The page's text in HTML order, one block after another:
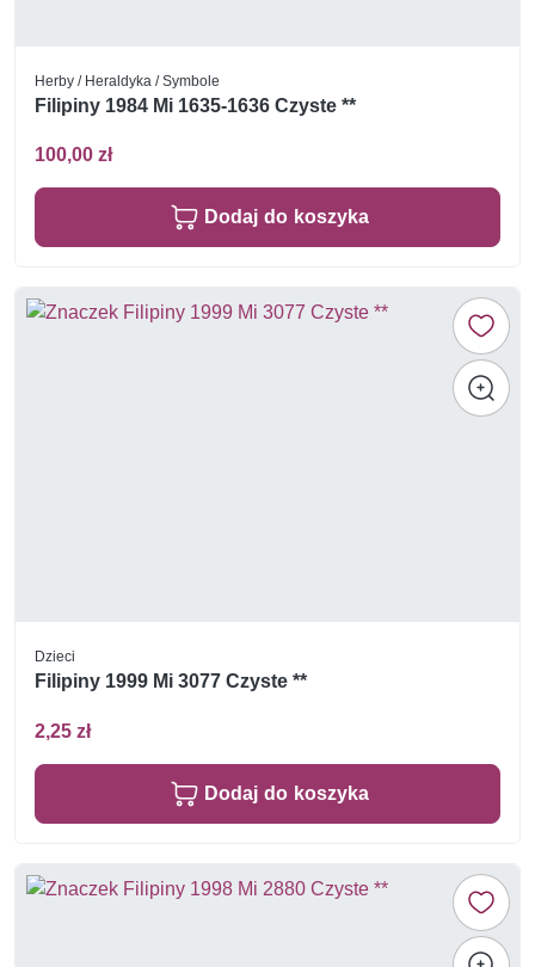
Herby / Heraldyka / Symbole
Filipiny 1984 Mi 1635-1636 Czyste **
100,00 zł
Dodaj do koszyka
Dzieci
Filipiny 1999 Mi 3077 Czyste **
2,25 zł
Dodaj do koszyka